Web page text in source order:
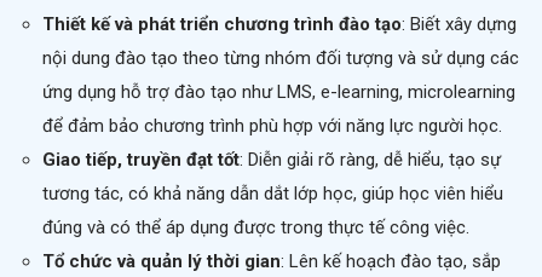
Thiết kế và phát triển chương trình đào tạo: Biết xây dựng
nội dung đào tạo theo từng nhóm đối tượng và sử dụng các
ứng dụng hỗ trợ đào tạo như LMS, e-learning, microlearning
để đảm bảo chương trình phù hợp với năng lực người học.
Giao tiếp, truyền đạt tốt: Diễn giải rõ ràng, dễ hiểu, tạo sự
tương tác, có khả năng dẫn dắt lớp học, giúp học viên hiểu
đúng và có thể áp dụng được trong thực tế công việc.
Tổ chức và quản lý thời gian: Lên kế hoạch đào tạo, sắp